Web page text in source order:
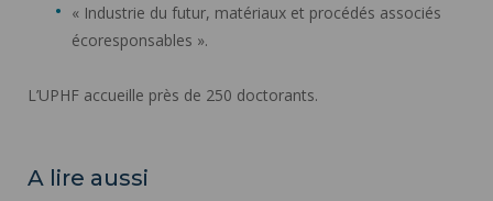
« Industrie du futur, matériaux et procédés associés
écoresponsables ».
L’UPHF accueille près de 250 doctorants.
A lire aussi